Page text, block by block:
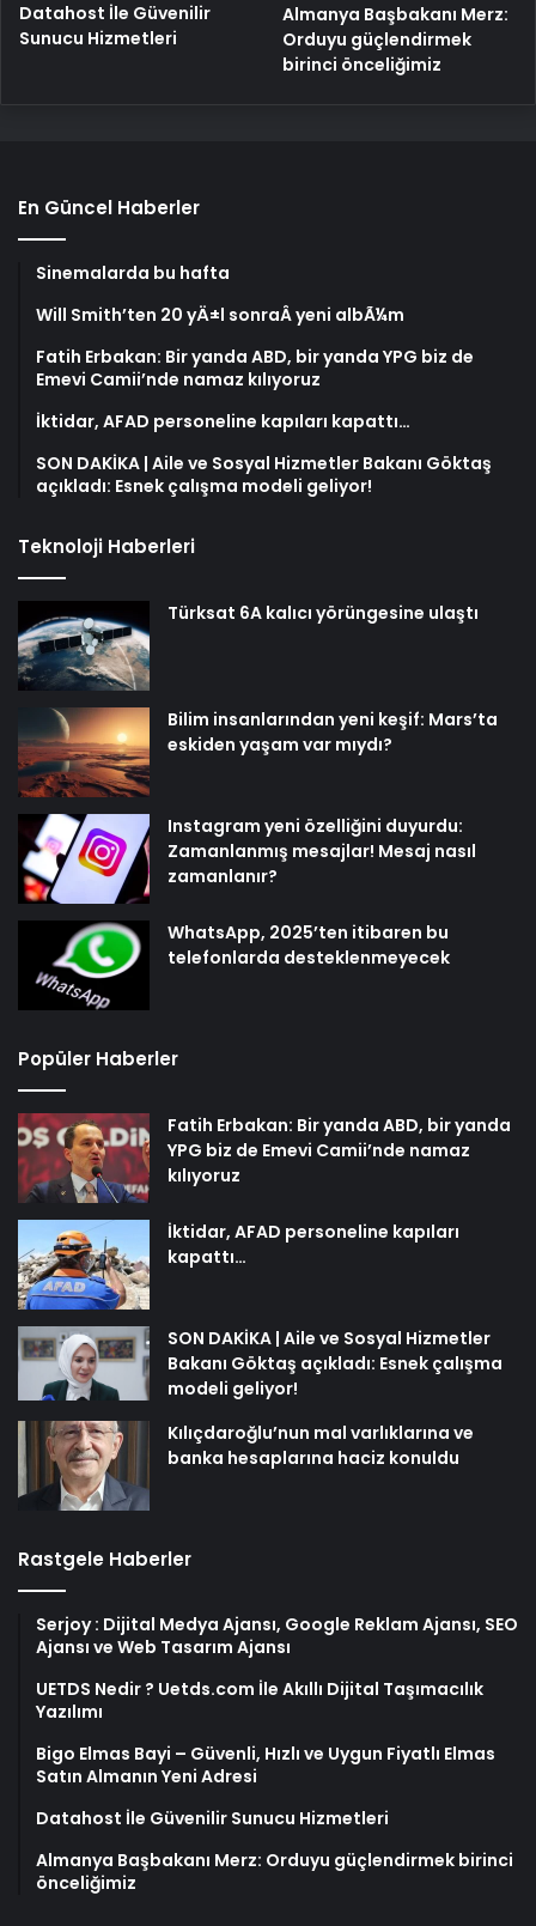
Datahost İle Güvenilir
Sunucu Hizmetleri
Almanya Başbakanı Merz:
Orduyu güçlendirmek
birinci önceliğimiz
En Güncel Haberler
Sinemalarda bu hafta
Will Smith’ten 20 yÄ±l sonraÂ yeni albÃ¼m
Fatih Erbakan: Bir yanda ABD, bir yanda YPG biz de
Emevi Camii’nde namaz kılıyoruz
İktidar, AFAD personeline kapıları kapattı…
SON DAKİKA | Aile ve Sosyal Hizmetler Bakanı Göktaş
açıkladı: Esnek çalışma modeli geliyor!
Teknoloji Haberleri
Türksat 6A kalıcı yörüngesine ulaştı
Bilim insanlarından yeni keşif: Mars’ta
eskiden yaşam var mıydı?
Instagram yeni özelliğini duyurdu:
Zamanlanmış mesajlar! Mesaj nasıl
zamanlanır?
WhatsApp, 2025’ten itibaren bu
telefonlarda desteklenmeyecek
Popüler Haberler
Fatih Erbakan: Bir yanda ABD, bir yanda
YPG biz de Emevi Camii’nde namaz
kılıyoruz
İktidar, AFAD personeline kapıları
kapattı…
SON DAKİKA | Aile ve Sosyal Hizmetler
Bakanı Göktaş açıkladı: Esnek çalışma
modeli geliyor!
Kılıçdaroğlu’nun mal varlıklarına ve
banka hesaplarına haciz konuldu
Rastgele Haberler
Serjoy : Dijital Medya Ajansı, Google Reklam Ajansı, SEO
Ajansı ve Web Tasarım Ajansı
UETDS Nedir ? Uetds.com İle Akıllı Dijital Taşımacılık
Yazılımı
Bigo Elmas Bayi – Güvenli, Hızlı ve Uygun Fiyatlı Elmas
Satın Almanın Yeni Adresi
Datahost İle Güvenilir Sunucu Hizmetleri
Almanya Başbakanı Merz: Orduyu güçlendirmek birinci
önceliğimiz